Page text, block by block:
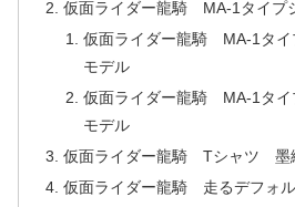
仮面ライダー龍騎 MA-1タイプ
仮面ライダー龍騎 MA-1タ
モデル
仮面ライダー龍騎 MA-1タ
モデル
仮面ライダー龍騎 Tシャツ 墨
仮面ライダー龍騎 走るデフォ